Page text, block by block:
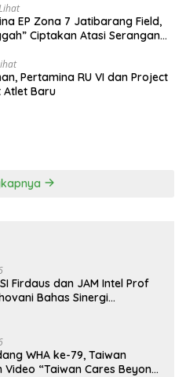
EP Zona 7 Jatibarang Field,
Ciptakan Atasi Serangan
Pertamina RU VI dan Project
Atlet Baru
Firdaus dan JAM Intel Prof
Bahas Sinergi
Pengawasan Program
WHA ke-79, Taiwan
Video “Taiwan Cares Beyond